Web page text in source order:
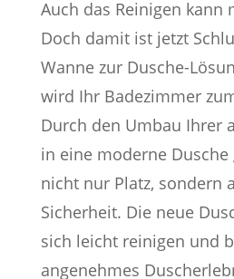
Auch das Reinigen kann
Doch damit ist jetzt
Wanne zur Dusche-
wird Ihr Badezimmer
Durch den Umbau Ihrer
in eine moderne Dusche
nicht nur Platz, sondern
Sicherheit. Die neue
sich leicht reinigen und
angenehmes